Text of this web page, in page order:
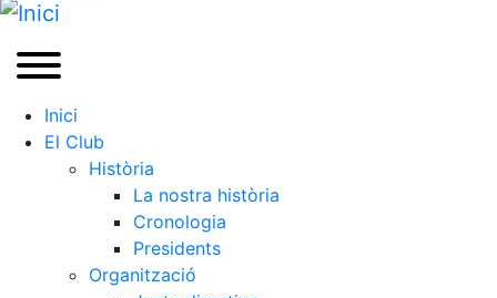
Inici
El Club
Història
La nostra història
Cronologia
Presidents
Organització